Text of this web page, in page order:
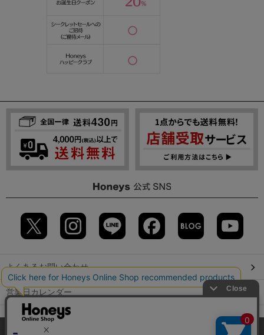
よくあるお問い合わせ
営業日カレンダー
店舗検索
当サイトでは、サイトの利便性向上のため、クッキー(Cookie)を使